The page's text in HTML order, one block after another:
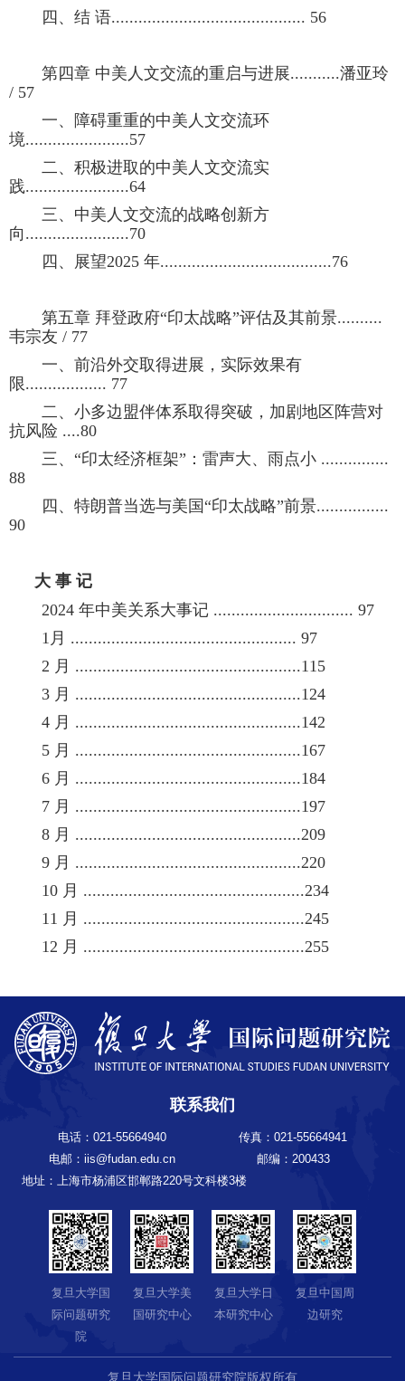
四、结 语........................................... 56
第四章 中美人文交流的重启与进展...........潘亚玲
/ 57
一、障碍重重的中美人文交流环
境.......................57
二、积极进取的中美人文交流实
践.......................64
三、中美人文交流的战略创新方
向.......................70
四、展望2025 年......................................76
第五章 拜登政府“印太战略”评估及其前景..........
韦宗友 / 77
一、前沿外交取得进展，实际效果有
限.................. 77
二、小多边盟伴体系取得突破，加剧地区阵营对
抗风险 ....80
三、“印太经济框架”：雷声大、雨点小 ...............
88
四、特朗普当选与美国“印太战略”前景................
90
大 事 记
2024 年中美关系大事记 ............................... 97
1月 .................................................. 97
2 月 ..................................................115
3 月 ..................................................124
4 月 ..................................................142
5 月 ..................................................167
6 月 ..................................................184
7 月 ..................................................197
8 月 ..................................................209
9 月 ..................................................220
10 月 .................................................234
11 月 .................................................245
12 月 .................................................255
联系我们
电话：021-55664940
传真：021-55664941
电邮：iis@fudan.edu.cn
邮编：200433
地址：上海市杨浦区邯郸路220号文科楼3楼
复旦大学国
际问题研究
院
复旦大学美
国研究中心
复旦大学日
本研究中心
复旦中国周
边研究
复旦大学国际问题研究院版权所有